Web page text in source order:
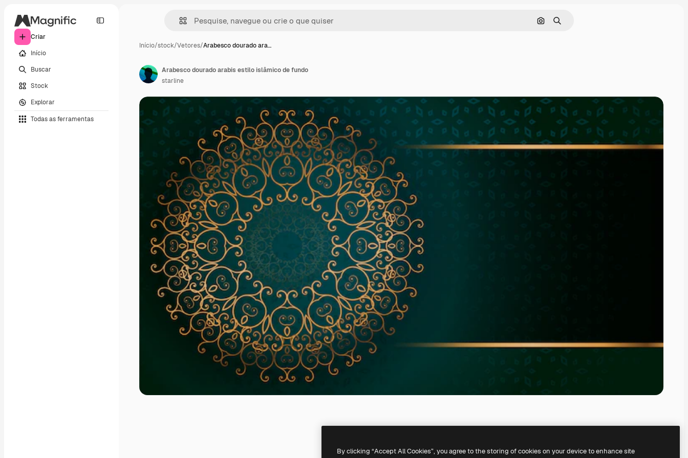
Criar
Início
Buscar
Stock
Explorar
Todas as ferramentas
Pesquisar por imagem
Buscar
Início/stock/Vetores/Arabesco dourado ara…
Arabesco dourado arabis estilo islâmico de fundo
starline
By clicking “Accept All Cookies”, you agree to the storing of cookies on your device to enhance site